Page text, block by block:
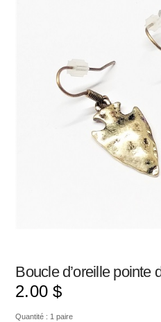
Boucle d’oreille pointe
2.00 $
Quantité : 1 paire